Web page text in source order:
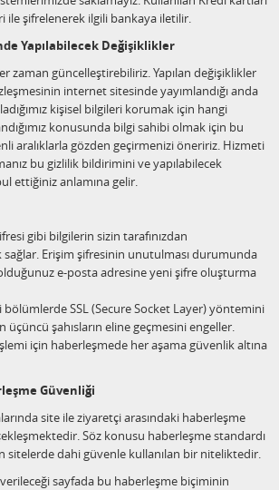
ile şifrelenerek ilgili bankaya iletilir.
Yapılabilecek Değişiklikler
zaman güncelleştirebiliriz. Yapılan değişiklikler
internet sitesinde yayımlandığı anda
kişisel bilgileri korumak için hangi
konusunda bilgi sahibi olmak için bu
aralıklarla gözden geçirmenizi öneririz. Hizmeti
bu gizlilik bildirimini ve yapılabilecek
ettiğiniz anlamına gelir.
gibi bilgilerin sizin tarafınızdan
Erişim şifresinin unutulması durumunda
e-posta adresine yeni şifre oluşturma
SSL (Secure Socket Layer) yöntemini
şahısların eline geçmesini engeller.
için haberleşmede her aşama güvenlik altına
Güvenliği
site ile ziyaretçi arasındaki haberleşme
Söz konusu haberleşme standardı
sitelerde dahi güvenle kullanılan bir niteliktedir.
sayfada bu haberleşme biçiminin